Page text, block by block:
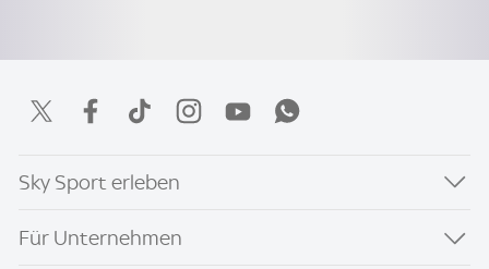
Sky Sport erleben
Für Unternehmen